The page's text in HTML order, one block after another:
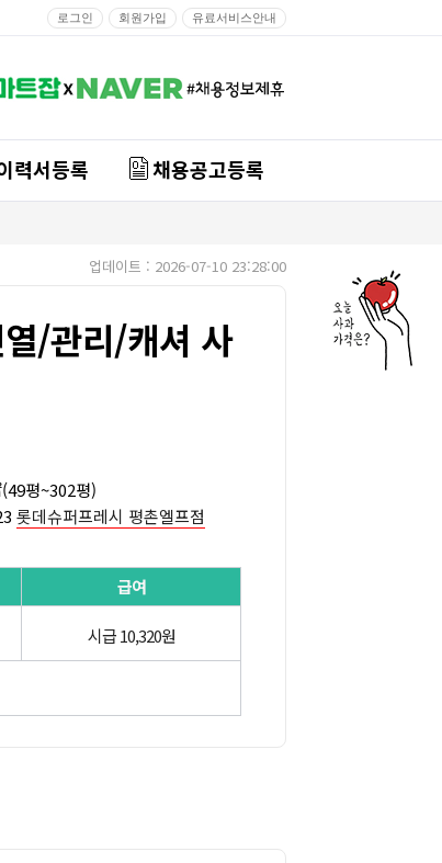
로그인 회원가입 유료서비스안내
력서등록 채용공고등록
업데이트 : 2026-07-10 23:28:00
/관리/캐셔 사
평~302평)
롯데슈퍼프레시 평촌엘프점
급여
시급 10,320원